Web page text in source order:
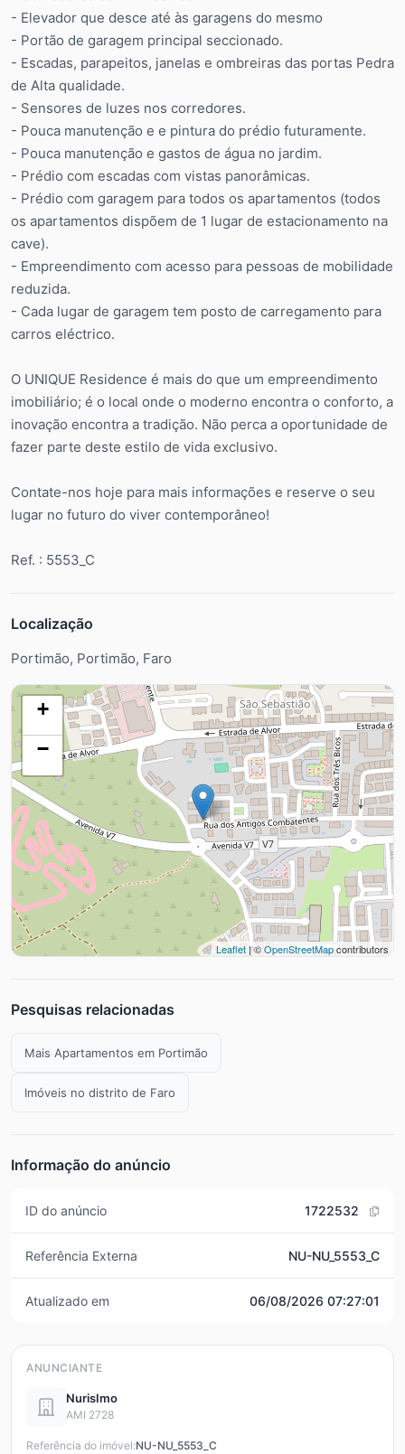
- Elevador que desce até às garagens do mesmo
- Portão de garagem principal seccionado.
- Escadas, parapeitos, janelas e ombreiras das portas Pedra
de Alta qualidade.
- Sensores de luzes nos corredores.
- Pouca manutenção e e pintura do prédio futuramente.
- Pouca manutenção e gastos de água no jardim.
- Prédio com escadas com vistas panorâmicas.
- Prédio com garagem para todos os apartamentos (todos
os apartamentos dispõem de 1 lugar de estacionamento na
cave).
- Empreendimento com acesso para pessoas de mobilidade
reduzida.
- Cada lugar de garagem tem posto de carregamento para
carros eléctrico.
O UNIQUE Residence é mais do que um empreendimento
imobiliário; é o local onde o moderno encontra o conforto, a
inovação encontra a tradição. Não perca a oportunidade de
fazer parte deste estilo de vida exclusivo.
Contate-nos hoje para mais informações e reserve o seu
lugar no futuro do viver contemporâneo!
Ref. : 5553_C
Localização
Portimão, Portimão, Faro
+
−
Leaflet| ©OpenStreetMapcontributors
Pesquisas relacionadas
Mais Apartamentos em Portimão
Imóveis no distrito de Faro
Informação do anúncio
ID do anúncio 1722532
Referência Externa NU-NU_5553_C
Atualizado em 06/08/2026 07:27:01
ANUNCIANTE
NurisImo
AMI 2728
Referência do imóvel:NU-NU_5553_C